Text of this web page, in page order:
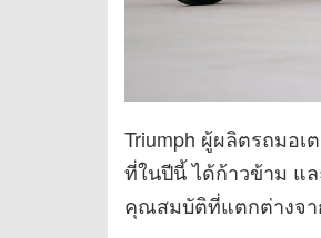
Triumph ผู้ผลิตรถมอเ
ที่ในปีนี้ ได้ก้าวข้าม แ
คุณสมบัติที่แตกต่างจา